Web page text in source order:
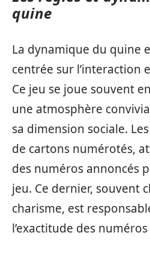
quine
La dynamique du quine
centrée sur l’interaction
Ce jeu se joue souvent
une atmosphère
sa dimension sociale.
de cartons numérotés,
des numéros annoncés
jeu. Ce dernier, souvent
charisme, est
l’exactitude des